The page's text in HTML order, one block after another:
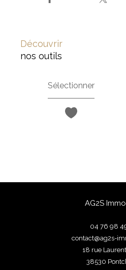
découvrir
nos outils
Sélectionner
AG2S
04 76 98
contact@ag2s-
18 rue
38530